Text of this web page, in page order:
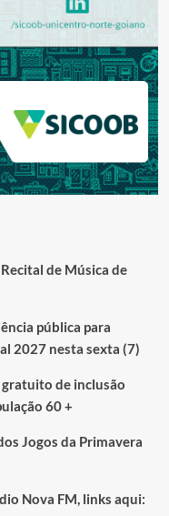
de Música de
pública para
2027 nesta sexta (7)
de inclusão
60 +
Jogos da Primavera
Nova FM, links aqui: